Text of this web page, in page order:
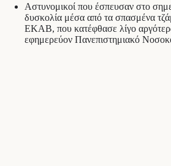
Αστυνομικοί που έσπευσαν στο
δυσκολία μέσα από τα σπασμένα
ΕΚΑΒ, που κατέφθασε λίγο
εφημερεύον Πανεπιστημιακό